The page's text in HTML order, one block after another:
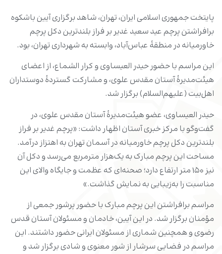
پایتخت جمهوری اسلامی ایران، تهران، شاهد برگزاری آیین باشکوه
برافراشتن پرچم عید سعید غدیر بر فراز بلندترین دکل پرچم
خاورمیانه در منطقۀ عباس‌آباد، وابسته به شهرداری تهران، بود.
این مراسم با حضور حیدر العیساوی و کرار الشماع، از اعضای
هیئت‌مدیرۀ آستان مقدس علوی، و مشارکت گستردۀ دوستداران
اهل‌بیت (علیهم‌السلام) برگزار شد.
حیدر العیساوی، عضو هیئت‌مدیرۀ آستان مقدس علوی، در
گفت‌وگو با مرکز خبری آستان اظهار داشت: «پرچم غدیر بر فراز
بلندترین دکل پرچم خاورمیانه در آسمان تهران به اهتزاز درآمد.
مساحت این پرچم مبارک به یک‌هزار مترمربع می‌رسد و دکل آن
نیز ۱۵۰ متر ارتفاع دارد؛ صحنه‌ای که عظمت و جایگاه والای این
مناسبت را به‌زیبایی به نمایش گذاشت.»
مراسم برافراشتن این پرچم مبارک با حضور پرشور جمعی از
مؤمنان برگزار شد. در این آیین، خادمان و مسئولان آستان قدس
رضوی و همچنین شماری از مسئولان ایرانی حضور داشتند. این
مراسم در فضایی سرشار از شور معنوی و شادی برگزار شد و